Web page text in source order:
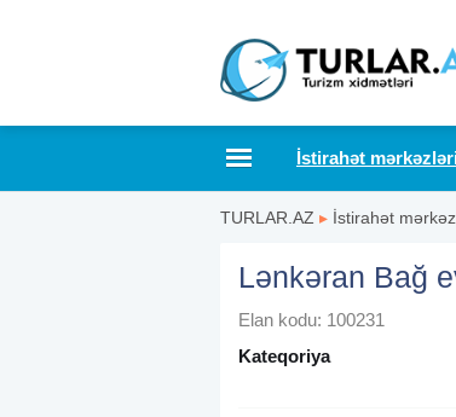
İstirahət
TURLAR.AZ ▸ İstirahət
Lənkəran Bağ
Elan kodu: 100231
Kateqoriya